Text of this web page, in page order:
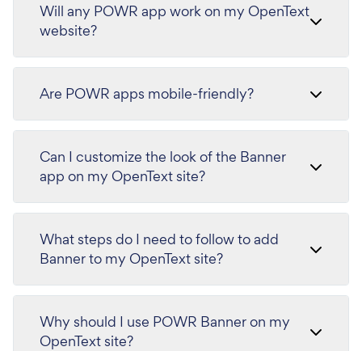
Will any POWR app work on my OpenText
website?
Are POWR apps mobile-friendly?
Can I customize the look of the Banner
app on my OpenText site?
What steps do I need to follow to add
Banner to my OpenText site?
Why should I use POWR Banner on my
OpenText site?